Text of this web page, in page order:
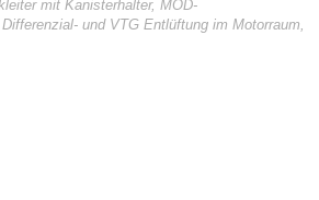
mit Kanisterhalter, MOD-
und VTG Entlüftung im Motorraum,